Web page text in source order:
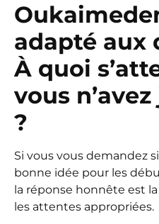
adapté aux
À quoi
vous
?
Si vous vous demandez
bonne idée pour les
la réponse honnête est
les attentes appropriées.